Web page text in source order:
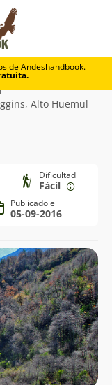
de Andeshandbook.
Alto Huemul
Dificultad
Fácil
Publicado el
05-09-2016